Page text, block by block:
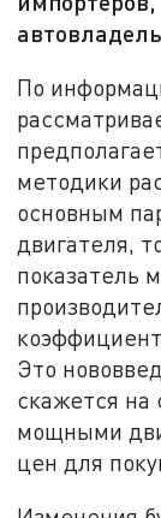
По
методики
основным
двигателя,
показатель
Это
скажется на
мощными
цен для